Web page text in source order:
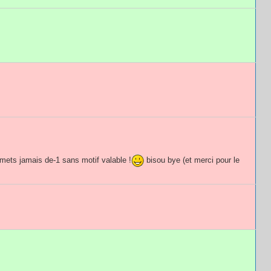
jamais de-1 sans motif valable !
bisou bye (et merci pour le